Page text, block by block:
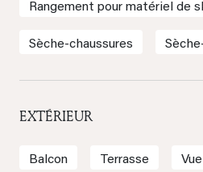
Rangement pour matériel de
Sèche-chaussures
EXTÉRIEUR
Balcon Terrasse